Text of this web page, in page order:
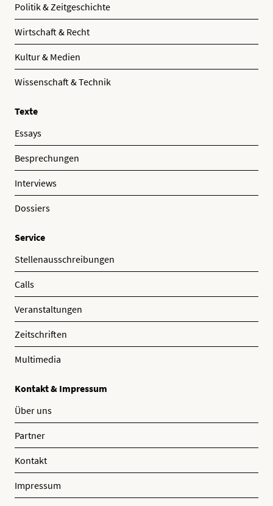
Politik & Zeitgeschichte
Wirtschaft & Recht
Kultur & Medien
Wissenschaft & Technik
Texte
Essays
Besprechungen
Interviews
Dossiers
Service
Stellenausschreibungen
Calls
Veranstaltungen
Zeitschriften
Multimedia
Kontakt & Impressum
Über uns
Partner
Kontakt
Impressum